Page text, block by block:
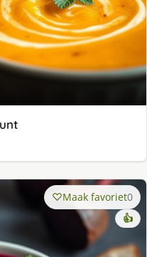
Maak favoriet0
👍